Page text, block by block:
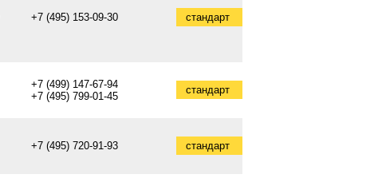
+7 (495) 153-09-30 стандарт
+7 (499) 147-67-94
+7 (495) 799-01-45
стандарт
+7 (495) 720-91-93 стандарт